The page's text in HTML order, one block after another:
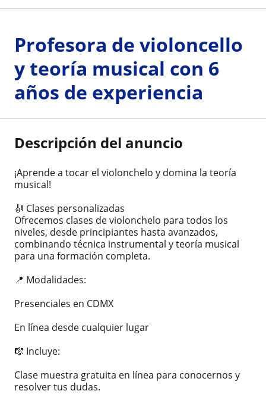
Profesora de violoncello
y teoría musical con 6
años de experiencia
Descripción del anuncio
¡Aprende a tocar el violonchelo y domina la teoría
musical!
🎻 Clases personalizadas
Ofrecemos clases de violonchelo para todos los
niveles, desde principiantes hasta avanzados,
combinando técnica instrumental y teoría musical
para una formación completa.
📍 Modalidades:
Presenciales en CDMX
En línea desde cualquier lugar
🎼 Incluye:
Clase muestra gratuita en línea para conocernos y
resolver tus dudas.